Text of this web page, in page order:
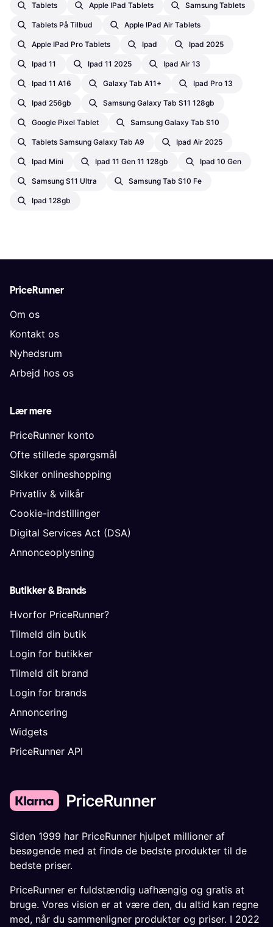
Tablets Apple IPad Tablets Samsung Tablets
Tablets På Tilbud Apple IPad Air Tablets
Apple IPad Pro Tablets Ipad Ipad 2025
Ipad 11 Ipad 11 2025 Ipad Air 13
Ipad 11 A16 Galaxy Tab A11+ Ipad Pro 13
Ipad 256gb Samsung Galaxy Tab S11 128gb
Google Pixel Tablet Samsung Galaxy Tab S10
Tablets Samsung Galaxy Tab A9 Ipad Air 2025
Ipad Mini Ipad 11 Gen 11 128gb Ipad 10 Gen
Samsung S11 Ultra Samsung Tab S10 Fe
Ipad 128gb
PriceRunner
Om os
Kontakt os
Nyhedsrum
Arbejd hos os
Lær mere
PriceRunner konto
Ofte stillede spørgsmål
Sikker onlineshopping
Privatliv & vilkår
Cookie-indstillinger
Digital Services Act (DSA)
Annonceoplysning
Butikker & Brands
Hvorfor PriceRunner?
Tilmeld din butik
Login for butikker
Tilmeld dit brand
Login for brands
Annoncering
Widgets
PriceRunner API
Siden 1999 har PriceRunner hjulpet millioner af
besøgende med at finde de bedste produkter til de
bedste priser.
PriceRunner er fuldstændig uafhængig og gratis at
bruge. Vores vision er at være den, du altid kan regne
med, når du sammenligner produkter og priser. I 2022